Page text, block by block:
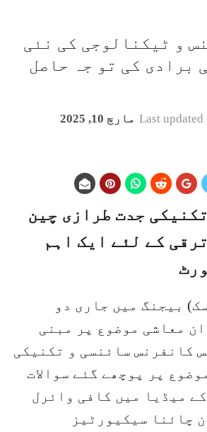
و ٹیکنالوجی کی نئی
برادی کی تو جہ حاصل
Last updated مارچ 10, 2025
جدت طرازی چین
کے لئے ایک اہم
بیجنگ میں جاری دو
معاشی موضوع پر مبنی
کانفرنس سائنسی و تکنیکی
پر پوچھے گئے سوالات
میڈیا میں کافی وائرل
چائنا سیکیورٹیز